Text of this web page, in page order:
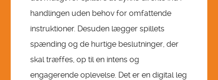
handlingen uden behov for omfattende
instruktioner. Desuden lægger spillets
spænding og de hurtige beslutninger, der
skal træffes, op til en intens og
engagerende oplevelse. Det er en digital leg